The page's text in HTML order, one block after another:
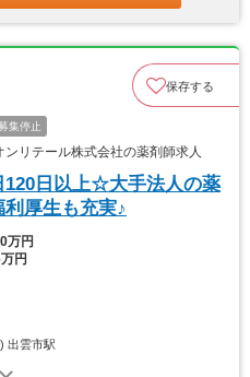
保存する
集停止
リテール株式会社の薬剤師求人
120日以上☆大手法人の薬
厚生も充実♪
万円
円
出雲市駅